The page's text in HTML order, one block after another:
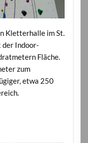
Kletterhalle im St.
der Indoor-
Fläche.
zum
etwa 250